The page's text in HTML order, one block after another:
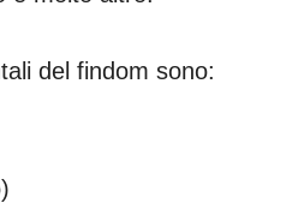
del findom sono: